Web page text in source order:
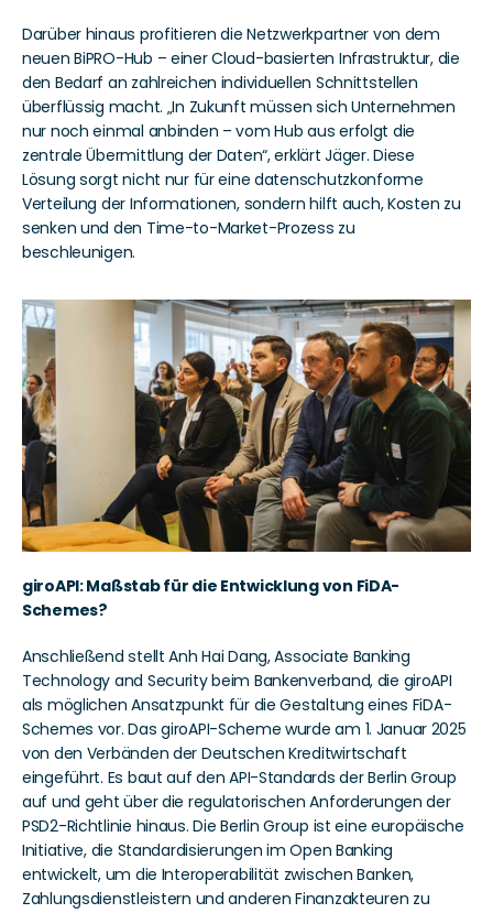
Darüber hinaus profitieren die Netzwerkpartner von dem
neuen BiPRO-Hub – einer Cloud-basierten Infrastruktur, die
den Bedarf an zahlreichen individuellen Schnittstellen
überflüssig macht. „In Zukunft müssen sich Unternehmen
nur noch einmal anbinden – vom Hub aus erfolgt die
zentrale Übermittlung der Daten“, erklärt Jäger. Diese
Lösung sorgt nicht nur für eine datenschutzkonforme
Verteilung der Informationen, sondern hilft auch, Kosten zu
senken und den Time-to-Market-Prozess zu
beschleunigen.
giroAPI: Maßstab für die Entwicklung von FiDA-
Schemes?
Anschließend stellt Anh Hai Dang, Associate Banking
Technology and Security beim Bankenverband, die giroAPI
als möglichen Ansatzpunkt für die Gestaltung eines FiDA-
Schemes vor. Das giroAPI-Scheme wurde am 1. Januar 2025
von den Verbänden der Deutschen Kreditwirtschaft
eingeführt. Es baut auf den API-Standards der Berlin Group
auf und geht über die regulatorischen Anforderungen der
PSD2-Richtlinie hinaus. Die Berlin Group ist eine europäische
Initiative, die Standardisierungen im Open Banking
entwickelt, um die Interoperabilität zwischen Banken,
Zahlungsdienstleistern und anderen Finanzakteuren zu